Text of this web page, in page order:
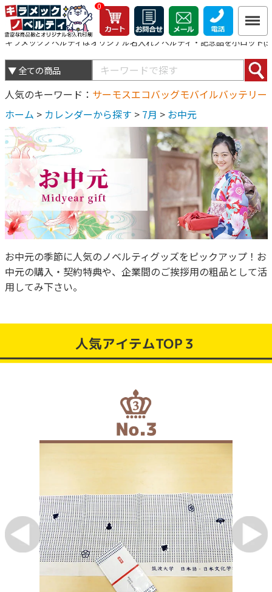
0
キラメックノベルティはオリジナル名入れノベルティ・記念品を小ロット
人気のキーワード サーモスエコバッグモバイルバッテリー
ホーム > カレンダーから探す > 7月 > お中元
お中元の季節に人気のノベルティグッズをピックアップ！お
中元の購入・契約特典や、企業間のご挨拶用の粗品として活
用してみ下さい。
人気アイテムTOP３